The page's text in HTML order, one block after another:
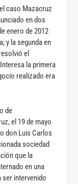
caso Mazacruz
en dos
enero de 2012
y la segunda en
el
la primera
realizado era
de
el 19 de mayo
don Luis Carlos
sociedad
que la
en una
ser intervenido